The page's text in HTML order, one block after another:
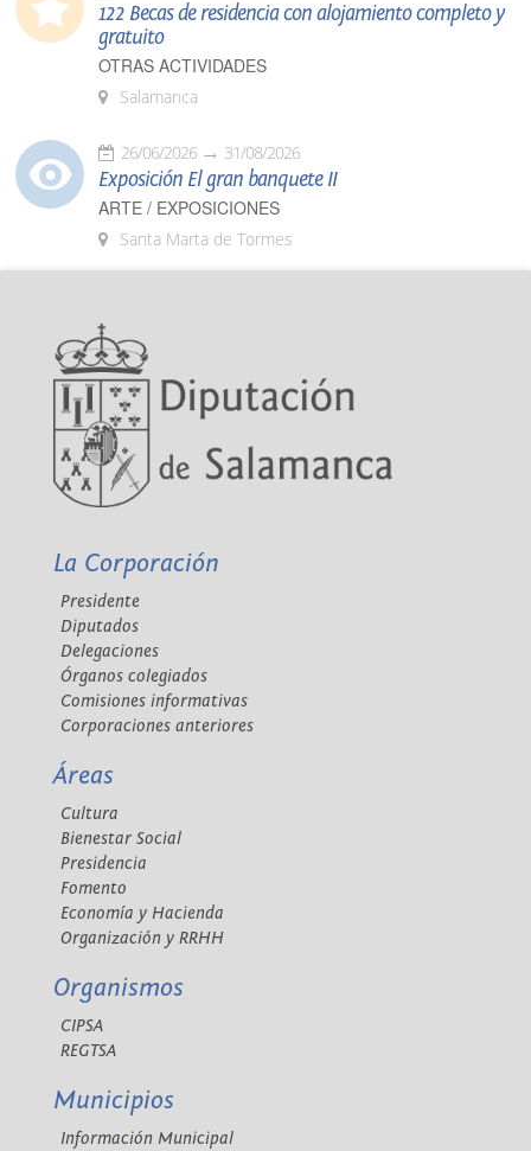
122 Becas de residencia con alojamiento completo y
gratuito
OTRAS ACTIVIDADES
Salamanca
26/06/2026 31/08/2026
Exposición El gran banquete II
ARTE / EXPOSICIONES
Santa Marta de Tormes
La Corporación
Presidente
Diputados
Delegaciones
Órganos colegiados
Comisiones informativas
Corporaciones anteriores
Áreas
Cultura
Bienestar Social
Presidencia
Fomento
Economía y Hacienda
Organización y RRHH
Organismos
CIPSA
REGTSA
Municipios
Información Municipal